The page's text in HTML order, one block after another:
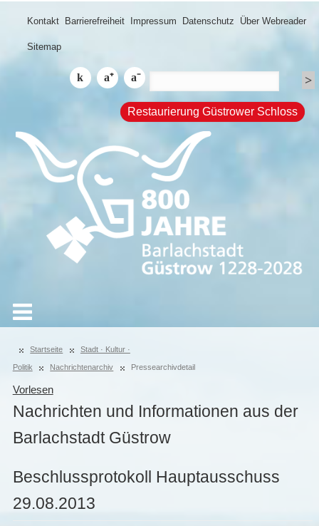
Kontakt Barrierefreiheit Impressum Datenschutz Über Webreader
Sitemap
Restaurierung Güstrower Schloss
Startseite Stadt · Kultur ·
Politik Nachrichtenarchiv Pressearchivdetail
Vorlesen
Nachrichten und Informationen aus der
Barlachstadt Güstrow
Beschlussprotokoll Hauptausschuss
29.08.2013